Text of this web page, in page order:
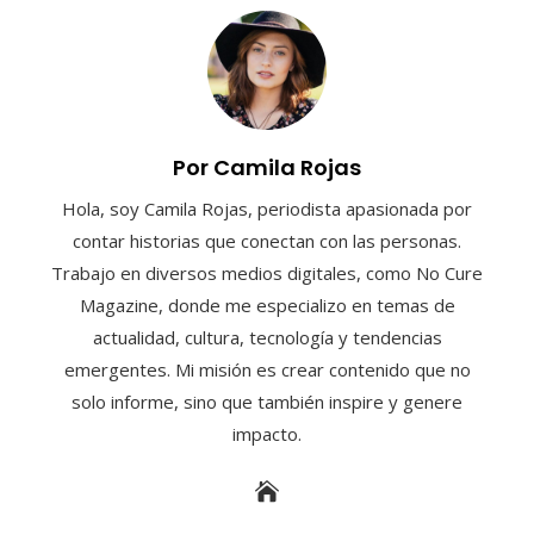
Por Camila Rojas
Hola, soy Camila Rojas, periodista apasionada por
contar historias que conectan con las personas.
Trabajo en diversos medios digitales, como No Cure
Magazine, donde me especializo en temas de
actualidad, cultura, tecnología y tendencias
emergentes. Mi misión es crear contenido que no
solo informe, sino que también inspire y genere
impacto.